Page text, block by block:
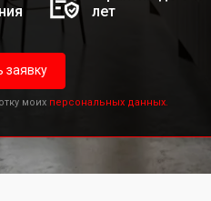
лет
заявку
моих персональных данных.